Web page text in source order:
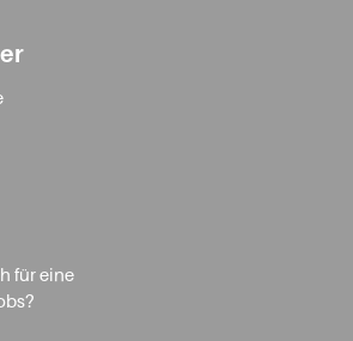
für eine